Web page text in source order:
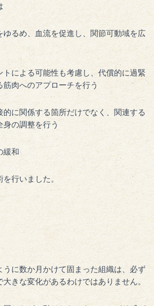
ゆるめ、血流を促進し、関節可動域を広
トによる可能性も考慮し、代償的に過緊
肉へのアプローチを行う
的に関係する箇所だけでなく、関連する
身の調整を行う
緩和
を行いました。
うに数か月かけて固まった組織は、必ず
大きな変化があるわけではありません。